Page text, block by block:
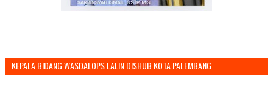
KEPALA BIDANG WASDALOPS LALIN DISHUB KOTA PALEMBANG